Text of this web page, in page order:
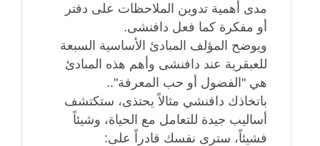
مدى أهمية تدوين الملاحظات على دفتر
أو مفكرة كما فعل دافنشى.
ويوضح المؤلف المبادئ الأساسية السبعة
للعبقرية عند دافنشى وأهم هذه المبادئ
هي "الفضول أو حب المعرفة"..
باتخاذك دافنشي مثالاً يحتذى، ستكتشف
أساليب جيدة للتعامل مع الحياة، وشيئاً
فشيئاً، سترى نفسك قادراً على: